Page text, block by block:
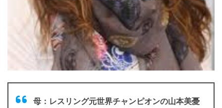
母：レスリング元世界チャンピオンの山本美憂